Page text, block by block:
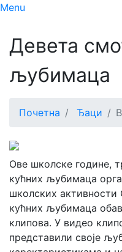
Menu
Девета
љубимаца
Почетна Ђаци
Ове школске године,
кућних љубимаца
школских
кућних љубимаца
клипова. У видео
представили своје